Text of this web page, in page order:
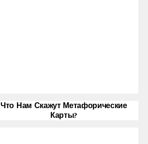
Что Нам Скажут Метафорические
Карты?